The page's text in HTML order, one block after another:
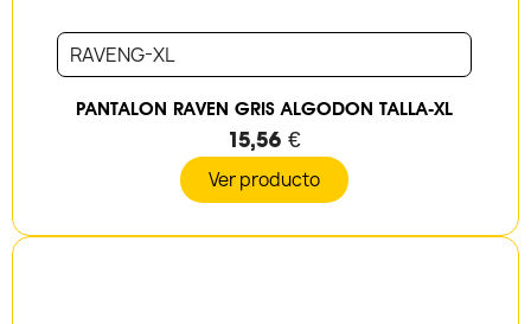
RAVENG-XL
PANTALON RAVEN GRIS ALGODON TALLA-XL
15,56 €
Ver producto